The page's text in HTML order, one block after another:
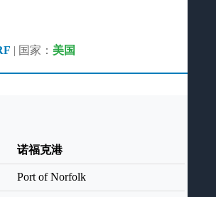
| 国家： 美国
诺福克港
Port of Norfolk